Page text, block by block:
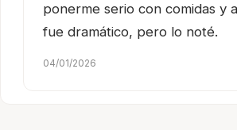
ponerme serio con comidas y
fue dramático, pero lo noté.
04/01/2026